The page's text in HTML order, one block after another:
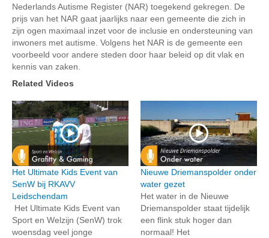
Nederlands Autisme Register (NAR) toegekend gekregen. De
prijs van het NAR gaat jaarlijks naar een gemeente die zich in
zijn ogen maximaal inzet voor de inclusie en ondersteuning van
inwoners met autisme. Volgens het NAR is de gemeente een
voorbeeld voor andere steden door haar beleid op dit vlak en
kennis van zaken.
Related Videos
Het Ultimate Kids Event van
SenW bij RKAVV
Leidschendam
Het Ultimate Kids Event van
Sport en Welzijn (SenW) trok
woensdag veel jonge
Nieuwe Driemanspolder onder
water gezet
Het water in de Nieuwe
Driemanspolder staat tijdelijk
een flink stuk hoger dan
normaal! Het